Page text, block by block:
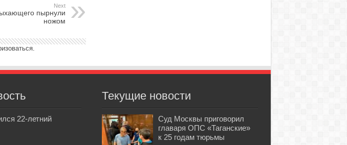
Next
пырнули
ножом
.
22-летний
Текущие новости
Суд Москвы приговорил
главаря ОПС «Таганские»
к 25 годам тюрьмы